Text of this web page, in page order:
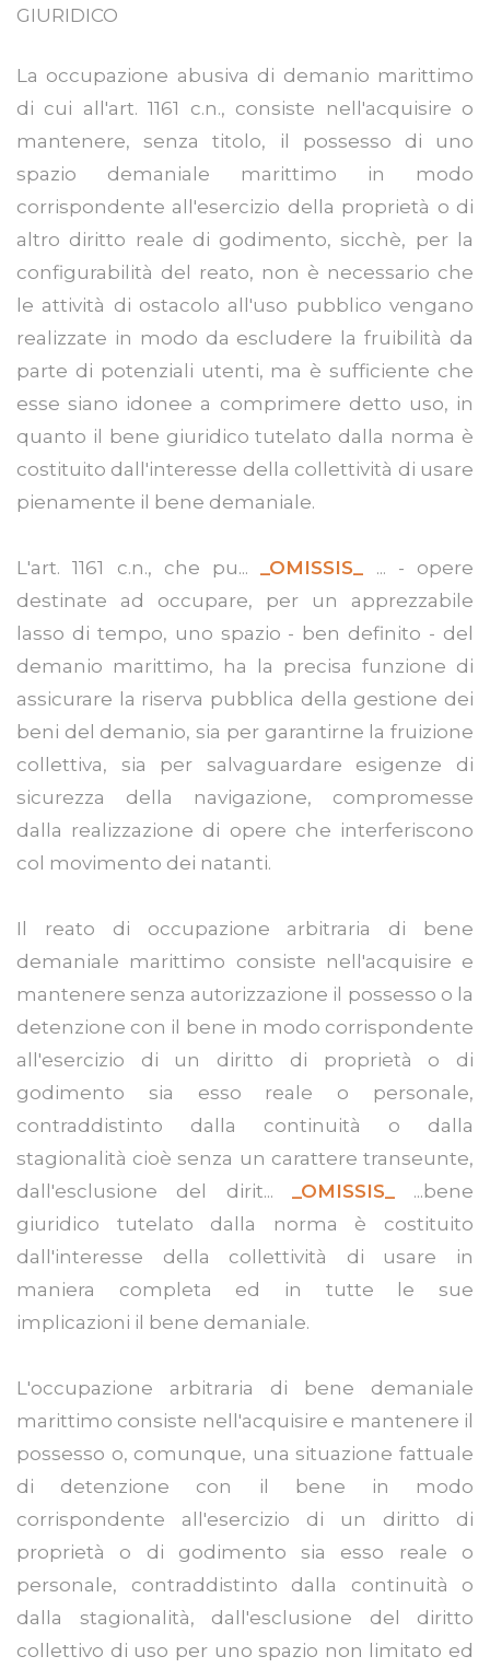
GIURIDICO
La occupazione abusiva di demanio marittimo
di cui all'art. 1161 c.n., consiste nell'acquisire o
mantenere, senza titolo, il possesso di uno
spazio demaniale marittimo in modo
corrispondente all'esercizio della proprietà o di
altro diritto reale di godimento, sicchè, per la
configurabilità del reato, non è necessario che
le attività di ostacolo all'uso pubblico vengano
realizzate in modo da escludere la fruibilità da
parte di potenziali utenti, ma è sufficiente che
esse siano idonee a comprimere detto uso, in
quanto il bene giuridico tutelato dalla norma è
costituito dall'interesse della collettività di usare
pienamente il bene demaniale.
L'art. 1161 c.n., che pu... _OMISSIS_
... - opere
destinate ad occupare, per un apprezzabile
lasso di tempo, uno spazio - ben definito - del
demanio marittimo, ha la precisa funzione di
assicurare la riserva pubblica della gestione dei
beni del demanio, sia per garantirne la fruizione
collettiva, sia per salvaguardare esigenze di
sicurezza della navigazione, compromesse
dalla realizzazione di opere che interferiscono
col movimento dei natanti.
Il reato di occupazione arbitraria di bene
demaniale marittimo consiste nell'acquisire e
mantenere senza autorizzazione il possesso o la
detenzione con il bene in modo corrispondente
all'esercizio di un diritto di proprietà o di
godimento sia esso reale o personale,
contraddistinto dalla continuità o dalla
stagionalità cioè senza un carattere transeunte,
dall'esclusione del dirit...
_OMISSIS_
...bene
giuridico tutelato dalla norma è costituito
dall'interesse della collettività di usare in
maniera completa ed in tutte le sue
implicazioni il bene demaniale.
L'occupazione arbitraria di bene demaniale
marittimo consiste nell'acquisire e mantenere il
possesso o, comunque, una situazione fattuale
di detenzione con il bene in modo
corrispondente all'esercizio di un diritto di
proprietà o di godimento sia esso reale o
personale, contraddistinto dalla continuità o
dalla stagionalità, dall'esclusione del diritto
collettivo di uso per uno spazio non limitato ed